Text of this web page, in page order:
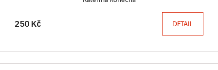
250 Kč DETAIL